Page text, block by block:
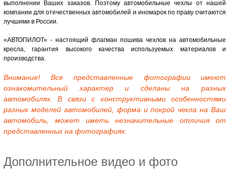
выполнении Ваших заказов. Поэтому автомобильные чехлы от нашей
компании для отечественных автомобилей и иномарок по праву считаются
лучшими в России.
«АВТОПИЛОТ» - настоящий флагман пошива чехлов на автомобильные
кресла, гарантия высокого качества используемых материалов и
производства.
Внимание! Все представленные фотографии имеют
ознакомительный характер и сделаны на разных
автомобилях. В связи с конструктивными особенностями
разных моделей автомобилей, форма и покрой чехла на Ваш
автомобиль, может иметь незначительные отличия от
представленных на фотографиях.
Дополнительное видео и фото